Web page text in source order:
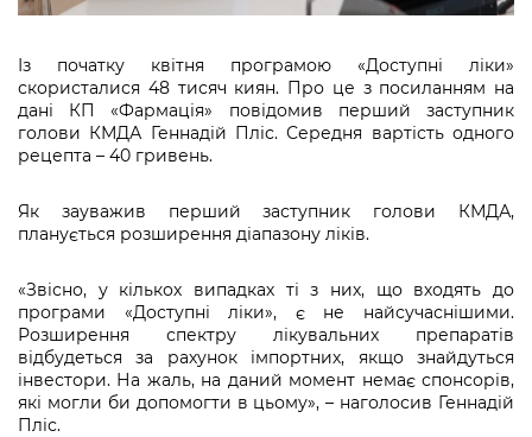
Підприємства, установи, організації
Kyiv International Relations
Річні звіти
Гендерна політика
Безбар'єрність
Безбар'єрність
Портал послуг
Важливе під час воєнного стану
Уряд» – місцевий рівень»
Важливе під час воєнного стану
Про відкриті дані
Портал даних Києва
Публічні дашборди
Із початку квітня програмою «Доступні ліки»
скористалися 48 тисяч киян. Про це з посиланням на
дані КП «Фармація» повідомив перший заступник
голови КМДА Геннадій Пліс. Середня вартість одного
рецепта – 40 гривень.
Як зауважив перший заступник голови КМДА,
планується розширення діапазону ліків.
«Звісно, у кількох випадках ті з них, що входять до
програми «Доступні ліки», є не найсучаснішими.
Розширення спектру лікувальних препаратів
відбудеться за рахунок імпортних, якщо знайдуться
інвестори. На жаль, на даний момент немає спонсорів,
які могли би допомогти в цьому», – наголосив Геннадій
Пліс.